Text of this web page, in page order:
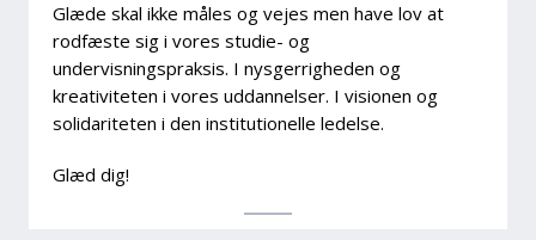
Glæde skal ikke måles og vejes men have lov at
rodfæste sig i vores studie- og
undervisningspraksis. I nysgerrigheden og
kreativiteten i vores uddannelser. I visionen og
solidariteten i den institutionelle ledelse.
Glæd dig!